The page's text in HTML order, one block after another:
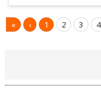
« ‹ 1 2 3 4